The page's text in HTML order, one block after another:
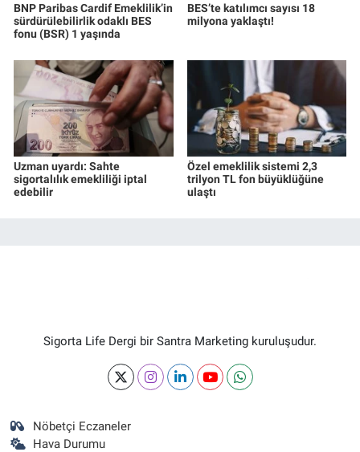
BNP Paribas Cardif Emeklilik’in
sürdürülebilirlik odaklı BES
fonu (BSR) 1 yaşında
BES’te katılımcı sayısı 18
milyona yaklaştı!
Uzman uyardı: Sahte
sigortalılık emekliliği iptal
edebilir
Özel emeklilik sistemi 2,3
trilyon TL fon büyüklüğüne
ulaştı
Sigorta Life Dergi bir Santra Marketing kuruluşudur.
Nöbetçi Eczaneler
Hava Durumu